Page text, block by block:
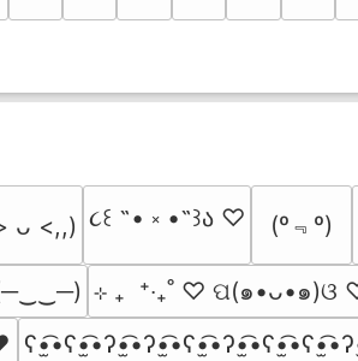
ᴗ <,,) ૮꒰ ˶• ༝ •˶꒱ა ♡ (º﹃º)
⊹ ₊  ⁺‧₊˚ ♡ ପ(๑•ᴗ•๑)ଓ